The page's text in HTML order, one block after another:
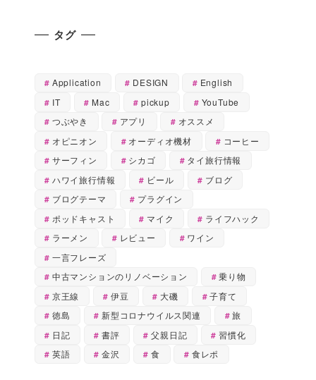
タグ
Application DESIGN
English
IT
Mac pickup
YouTube
つぶやき
アプリ
オススメ
オピニオン
オーディオ機材
コーヒー
サーフィン
シカゴ
タイ旅行情報
ハワイ旅行情報
ビール
ブログ
ブログテーマ
プラグイン
ポッドキャスト
マイク
ライフハック
ラーメン
レビュー
ワイン
一言フレーズ
中古マンションのリノベーション
乗り物
京王線
伊豆 大磯
子育て
徳島
新型コロナウイルス関連
旅
日記
書評 父親日記
習慣化
英語
金沢 食 食レポ